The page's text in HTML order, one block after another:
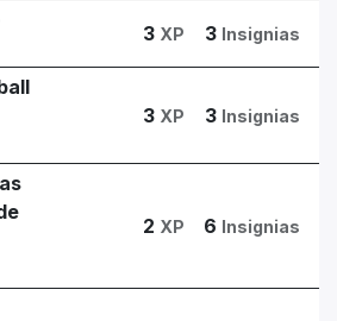
3 XP 3 Insignias
3 XP 3 Insignias
2 XP 6 Insignias